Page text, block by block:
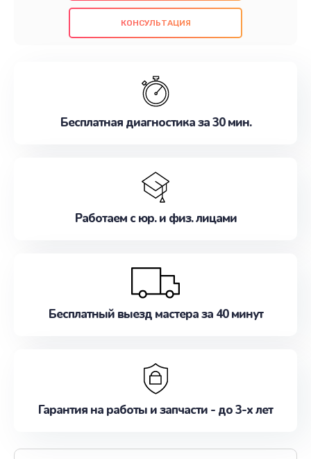
также гарантируем качество всех
проведенных работ. Наша цель - предоставить
наилучшим образом. Не медлите записаться на
КОНСУЛЬТАЦИЯ
Бесплатная диагностика за 30 мин.
Работаем с юр. и физ. лицами
Бесплатный выезд мастера за 40 минут
Гарантия на работы и запчасти - до 3-х лет